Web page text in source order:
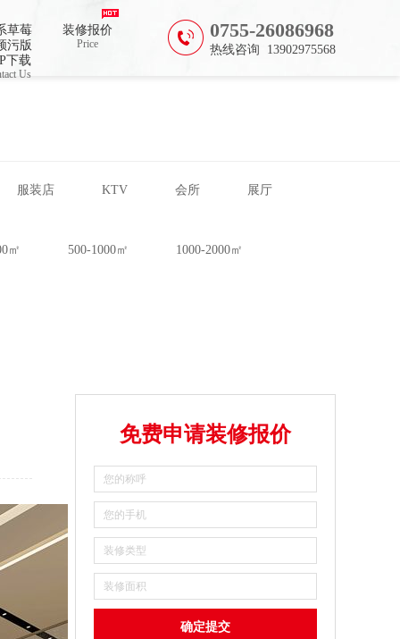
0755-26086968
热线咨询 13902975568
草莓
污版
下载
Us
装修报价
Price
服装店 KTV 会所 展厅
㎡ 500-1000㎡ 1000-2000㎡
免费申请装修报价